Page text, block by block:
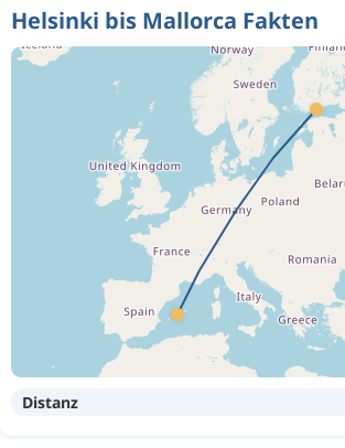
Helsinki bis Mallorca Fakten
Distanz